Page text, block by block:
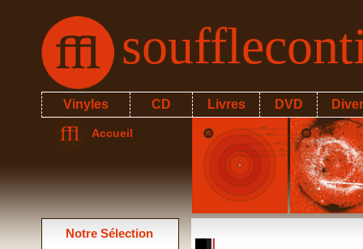
Vinyles CD Livres DVD
Accueil
Notre Sélection